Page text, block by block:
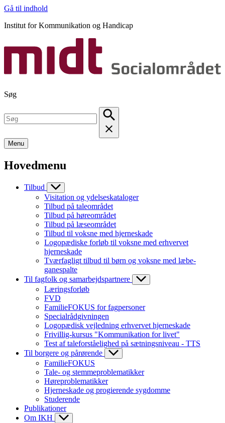
Gå til indhold
Institut for Kommunikation og Handicap
Søg
Menu
Hovedmenu
Tilbud
Visitation og ydelseskataloger
Tilbud på taleområdet
Tilbud på høreområdet
Tilbud på læseområdet
Tilbud til voksne med hjerneskade
Logopædiske forløb til voksne med erhvervet
hjerneskade
Tværfagligt tilbud til børn og voksne med læbe-
ganespalte
Til fagfolk og samarbejdspartnere
Læringsforløb
FVD
FamilieFOKUS for fagpersoner
Specialrådgivningen
Logopædisk vejledning erhvervet hjerneskade
Frivillig-kursus "Kommunikation for livet"
Test af taleforståelighed på sætningsniveau - TTS
Til borgere og pårørende
FamilieFOKUS
Tale- og stemmeproblematikker
Høreproblematikker
Hjerneskade og progierende sygdomme
Studerende
Publikationer
Om IKH